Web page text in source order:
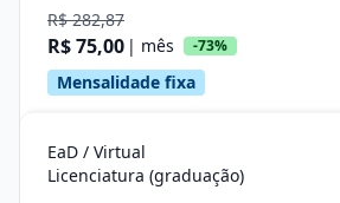
R$ 282,87
R$ 75,00 | mês -73%
Mensalidade fixa
EaD / Virtual
Licenciatura (graduação)